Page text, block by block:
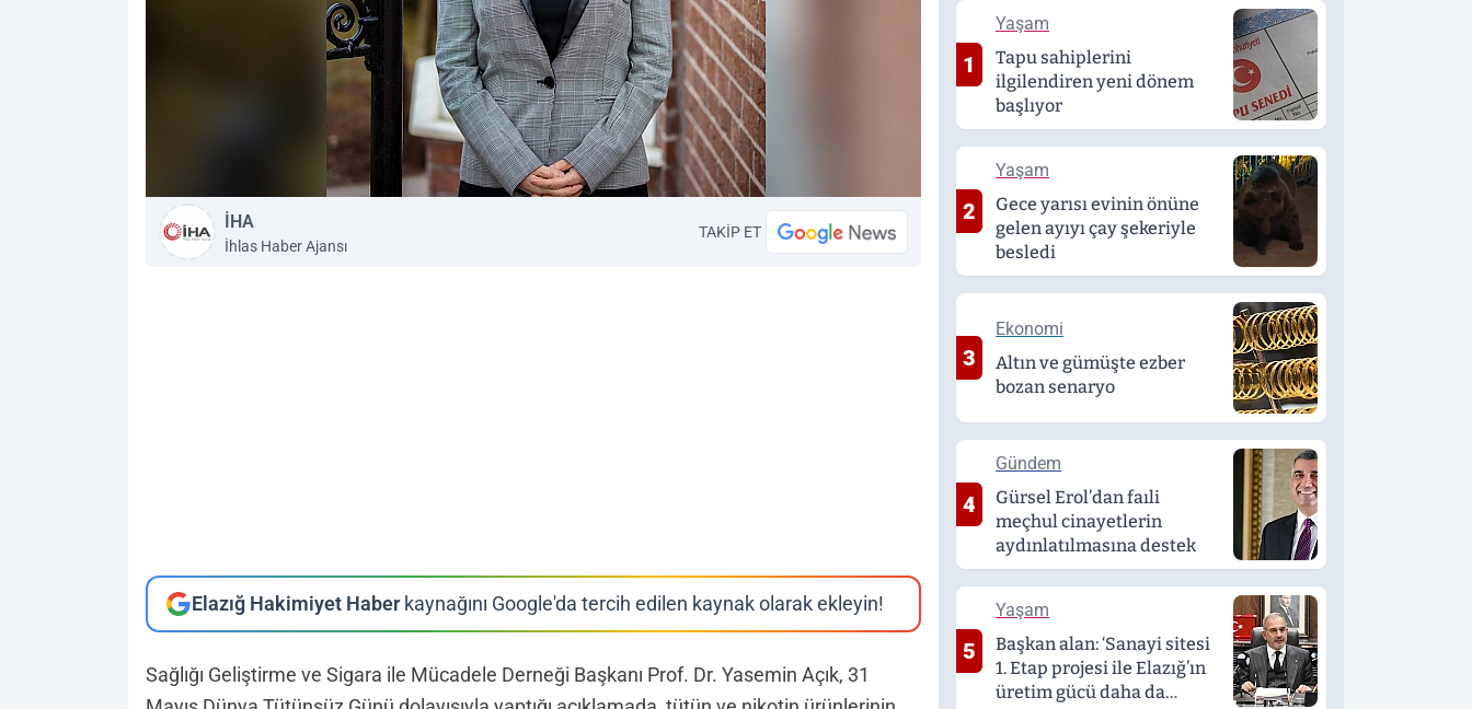
İHA
İhlas Haber Ajansı
TAKİP ET
Elazığ Hakimiyet Haberkaynağını Google'da tercih edilen kaynak olarak ekleyin!
Sağlığı Geliştirme ve Sigara ile Mücadele Derneği Başkanı Prof. Dr. Yasemin Açık, 31
1
Yaşam
Tapu sahiplerini
ilgilendiren yeni dönem
başlıyor
2
Yaşam
Gece yarısı evinin önüne
gelen ayıyı çay şekeriyle
besledi
3
Ekonomi
Altın ve gümüşte ezber
bozan senaryo
4
Gündem
Gürsel Erol’dan faıli
meçhul cinayetlerin
aydınlatılmasına destek
5
Yaşam
Başkan alan: ‘Sanayi sitesi
1. Etap projesi ile Elazığ’ın
üretim gücü daha da